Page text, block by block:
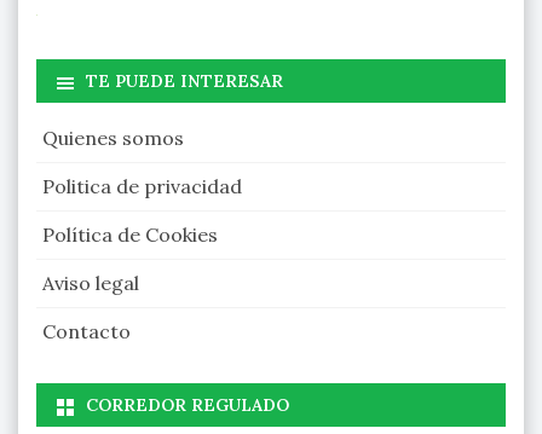
TE PUEDE INTERESAR
Quienes somos
Politica de privacidad
Política de Cookies
Aviso legal
Contacto
CORREDOR REGULADO